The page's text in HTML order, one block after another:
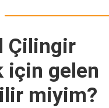
Çilingir
için gelen
miyim?